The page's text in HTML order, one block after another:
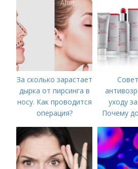
За сколько зарастает
дырка от пирсинга в
носу. Как проводится
операция?
уходу
Почему